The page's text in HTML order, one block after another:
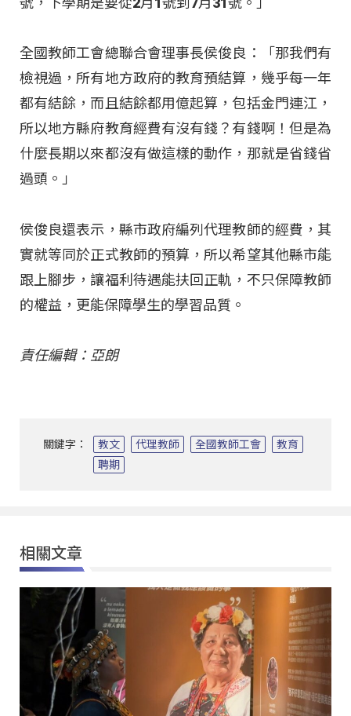
全國教師工會總聯合會理事長侯俊良：「那我們有
檢視過，所有地方政府的教育預結算，幾乎每一年
都有結餘，而且結餘都用億起算，包括金門連江，
所以地方縣府教育經費有沒有錢？有錢啊！但是為
什麼長期以來都沒有做這樣的動作，那就是省錢省
過頭。」
侯俊良還表示，縣市政府編列代理教師的經費，其
實就等同於正式教師的預算，所以希望其他縣市能
跟上腳步，讓福利待遇能扶回正軌，不只保障教師
的權益，更能保障學生的學習品質。
責任編輯：亞朗
關鍵字： 教文 代理教師 全國教師工會
教育
聘期
相關文章